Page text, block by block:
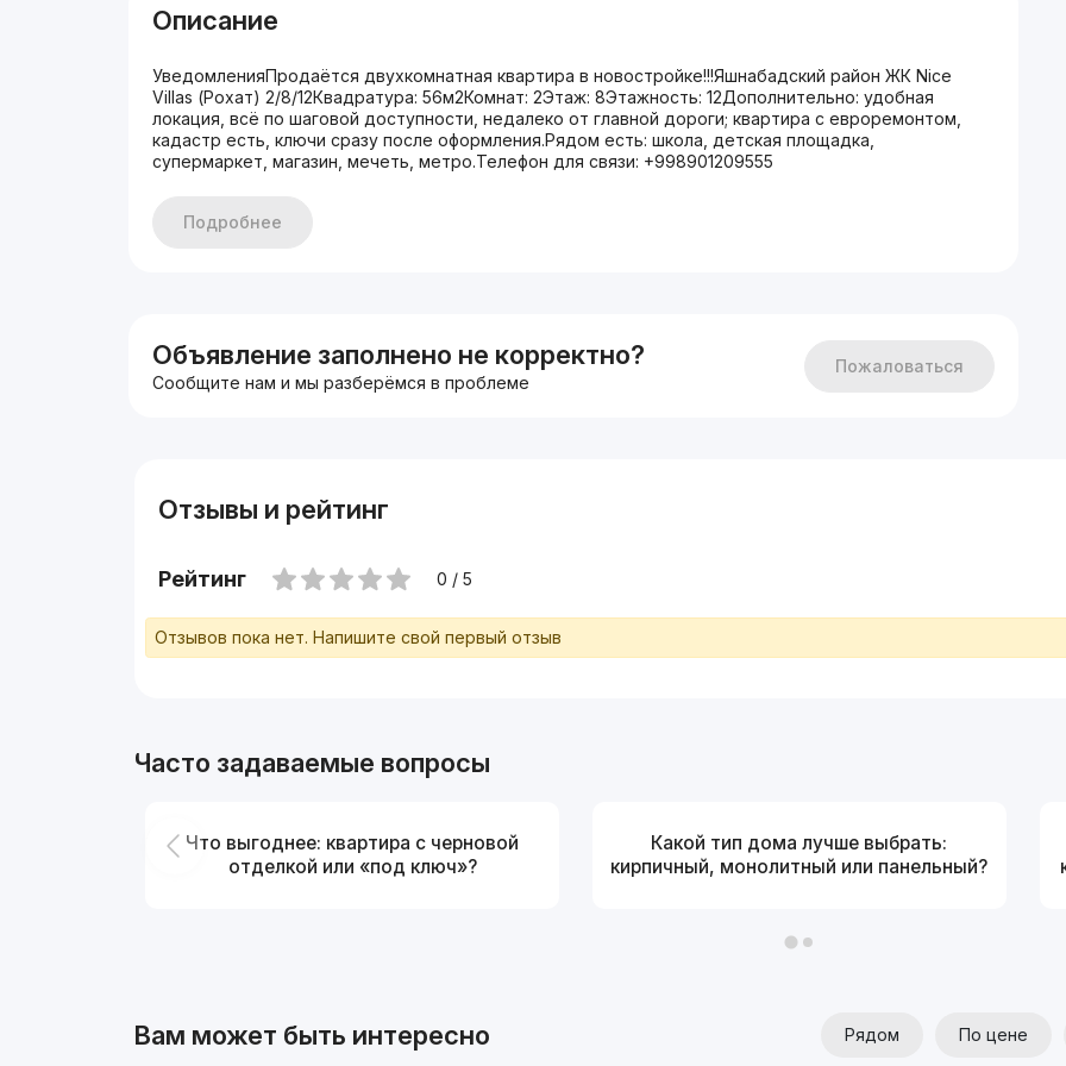
Описание
УведомленияПродаётся двухкомнатная квартира в новостройке!!!Яшнабадский район ЖК Nice
Villas (Рохат) 2/8/12Квадратура: 56м2Комнат: 2Этаж: 8Этажность: 12Дополнительно: удобная
локация, всё по шаговой доступности, недалеко от главной дороги; квартира с евроремонтом,
кадастр есть, ключи сразу после оформления.Рядом есть: школа, детская площадка,
супермаркет, магазин, мечеть, метро.Телефон для связи: +998901209555
Подробнее
Объявление заполнено не корректно?
Сообщите нам и мы разберёмся в проблеме
Пожаловаться
Отзывы и рейтинг
Рейтинг 0 / 5
Отзывов пока нет. Напишите свой первый отзыв
Часто задаваемые вопросы
Что выгоднее: квартира с черновой
отделкой или «под ключ»?
Какой тип дома лучше выбрать:
кирпичный, монолитный или панельный?
Вам может быть интересно Рядом По цене